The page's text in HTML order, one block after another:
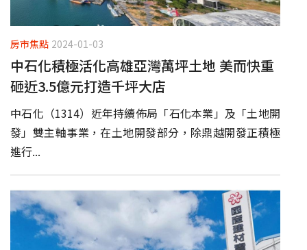
房市焦點 2024-01-03
中石化積極活化高雄亞灣萬坪土地 美而快重
砸近3.5億元打造千坪大店
中石化（1314）近年持續佈局「石化本業」及「土地開
發」雙主軸事業，在土地開發部分，除鼎越開發正積極
進行...